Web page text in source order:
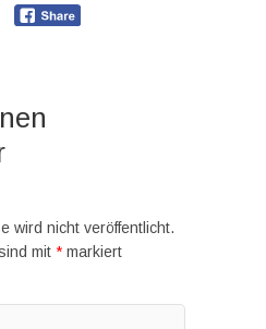
wird nicht veröffentlicht.
mit * markiert